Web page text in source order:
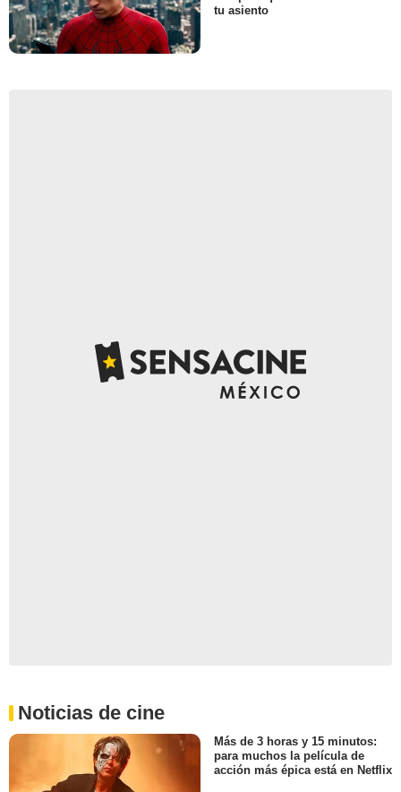
tu asiento
Noticias de cine
Más de 3 horas y 15 minutos:
para muchos la película de
acción más épica está en Netflix